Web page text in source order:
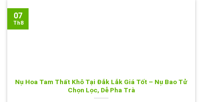
Nụ Hoa Tam Thất Khô Tại Đắk Lắk Giá Tốt – Nụ Bao Tử
Chọn Lọc, Dễ Pha Trà
07
Th8